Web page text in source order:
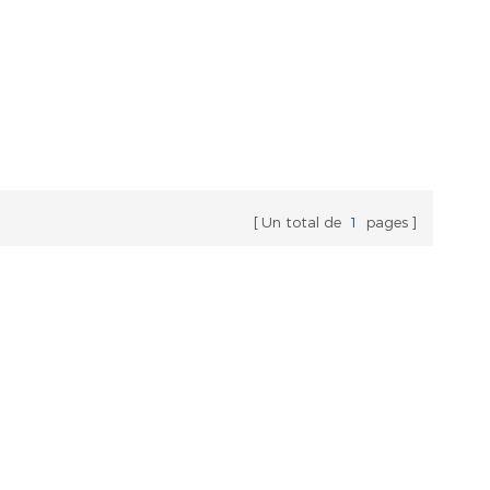
Un total de 1 pages